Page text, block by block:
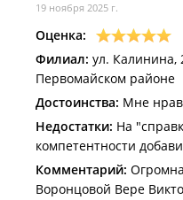
19 ноября 2025 г.
Оценка:
Филиал: ул. Калинина,
Первомайском районе
Достоинства: Мне
Недостатки: На
компетентности
Комментарий:
Воронцовой Вере